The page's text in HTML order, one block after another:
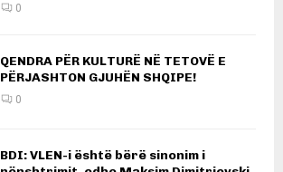
0
QENDRA PËR KULTURË NË TETOVË E
PËRJASHTON GJUHËN SHQIPE!
0
BDI: VLEN-i është bërë sinonim i